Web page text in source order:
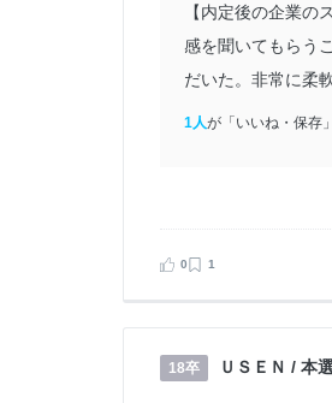
【内定後の企業
感を聞いてもらう
だいた。非常に柔
1人が「いいね・保存
0 1
18卒 ＵＳＥＮ / 本